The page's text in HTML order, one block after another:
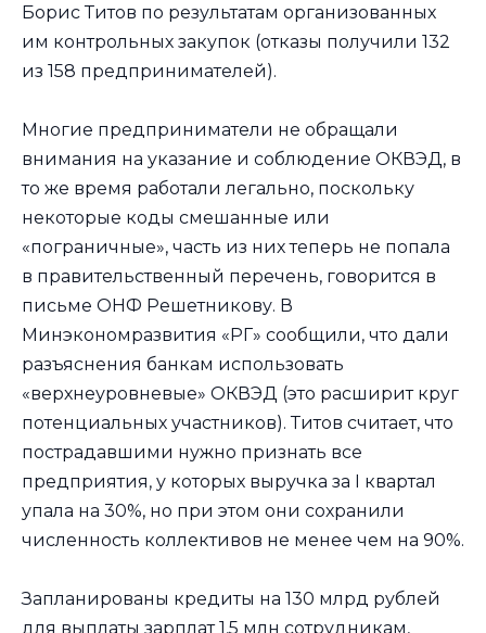
Борис Титов по результатам организованных
им контрольных закупок (отказы получили 132
из 158 предпринимателей).
Многие предприниматели не обращали
внимания на указание и соблюдение ОКВЭД, в
то же время работали легально, поскольку
некоторые коды смешанные или
«пограничные», часть из них теперь не попала
в правительственный перечень, говорится в
письме ОНФ Решетникову. В
Минэкономразвития «РГ» сообщили, что дали
разъяснения банкам использовать
«верхнеуровневые» ОКВЭД (это расширит круг
потенциальных участников). Титов считает, что
пострадавшими нужно признать все
предприятия, у которых выручка за I квартал
упала на 30%, но при этом они сохранили
численность коллективов не менее чем на 90%.
Запланированы кредиты на 130 млрд рублей
для выплаты зарплат 1,5 млн сотрудникам,